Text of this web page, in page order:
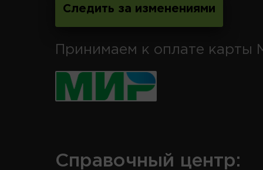
Следить за изменениями
Принимаем к оплате карты
Справочный центр: